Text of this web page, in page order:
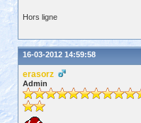
Hors ligne
16-03-2012 14:59:58
erasorz
Admin